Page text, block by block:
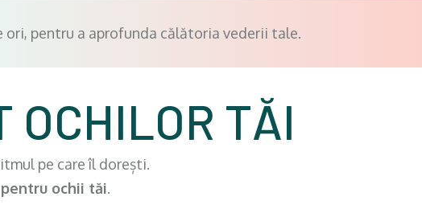
pentru a aprofunda călătoria vederii tale.
OCHILOR TĂI
pe care îl dorești.
ochii tăi.